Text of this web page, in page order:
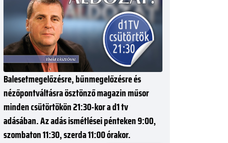
Balesetmegelőzésre, bűnmegelőzésre és
nézőpontváltásra ösztönző magazin műsor
minden csütörtökön 21:30-kor a d1 tv
adásában. Az adás ismétlései pénteken 9:00,
szombaton 11:30, szerda 11:00 órakor.